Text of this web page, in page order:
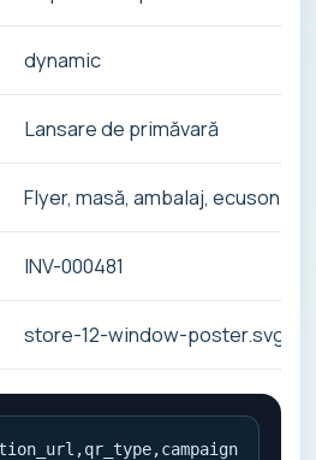
dynamic
Lansare de primăvară
Flyer, masă, ambalaj, ecuson
INV-000481
store-12-window-poster.svg